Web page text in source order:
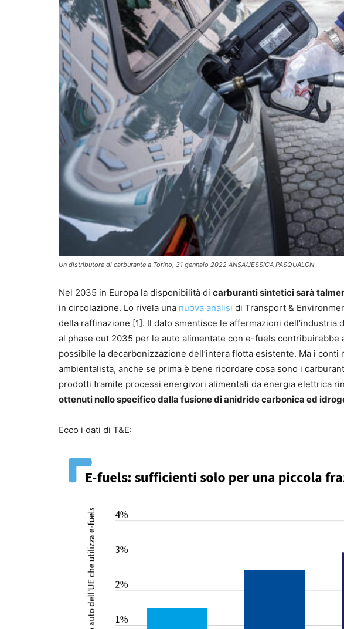
Un distributore di carburante a Torino, 31 gennaio 2022 ANSA/JESSICA PASQUALON
Nel 2035 in Europa la disponibilità di carburanti sintetici sarà
in circolazione. Lo rivela una nuova analisi di Transport &
della raffinazione [1]. Il dato smentisce le affermazioni
al phase out 2035 per le auto alimentate con e-fuels
possibile la decarbonizzazione dell’intera flotta esistente. Ma i conti
ambientalista, anche se prima è bene ricordare cosa sono i
prodotti tramite processi energivori alimentati da energia elettrica
ottenuti nello specifico dalla fusione di anidride carbonica ed
Ecco i dati di T&E: